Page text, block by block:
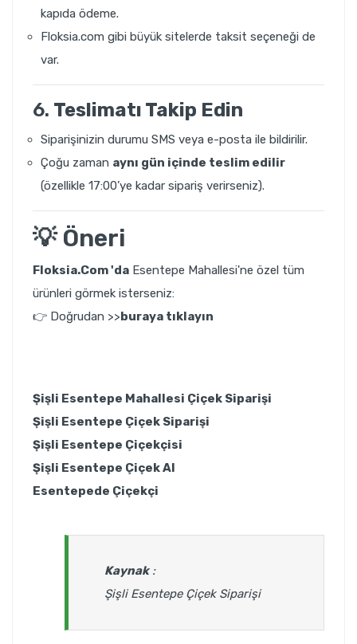
kapıda ödeme.
Floksia.com gibi büyük sitelerde taksit seçeneği de
var.
6. Teslimatı Takip Edin
Siparişinizin durumu SMS veya e-posta ile bildirilir.
Çoğu zaman aynı gün içinde teslim edilir
(özellikle 17:00’ye kadar sipariş verirseniz).
💡 Öneri
Floksia.Com 'da Esentepe Mahallesi'ne özel tüm
ürünleri görmek isterseniz:
👉 Doğrudan >> buraya tıklayın
Şişli Esentepe Mahallesi Çiçek Siparişi
Şişli Esentepe Çiçek Siparişi
Şişli Esentepe Çiçekçisi
Şişli Esentepe Çiçek Al
Esentepede Çiçekçi
Kaynak:
Şişli Esentepe Çiçek Siparişi